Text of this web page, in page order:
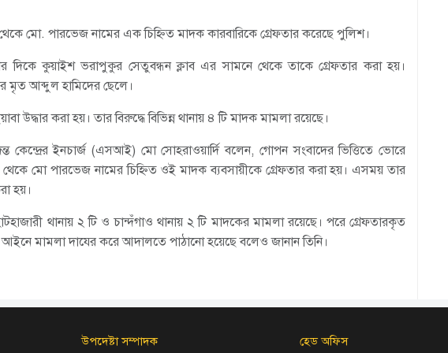
মো. পারভেজ নামের এক চিহ্নিত মাদক কারবারিকে গ্রেফতার করেছে পুলিশ।
দিকে কুয়াইশ ভরাপুকুর সেতুবন্ধন ক্লাব এর সামনে থেকে তাকে গ্রেফতার করা হয়।
মৃত আব্দুল হামিদের ছেলে।
উদ্ধার করা হয়। তার বিরুদ্ধে বিভিন্ন থানায় ৪ টি মাদক মামলা রয়েছে।
কেন্দ্রের ইনচার্জ (এসআই) মো সোহরাওয়ার্দি বলেন, গোপন সংবাদের ভিত্তিতে ভোরে
মো পারভেজ নামের চিহ্নিত ওই মাদক ব্যবসায়ীকে গ্রেফতার করা হয়। এসময় তার
হয়।
থানায় ২ টি ও চান্দঁগাও থানায় ২ টি মাদকের মামলা রয়েছে। পরে গ্রেফতারকৃত
আইনে মামলা দাযের করে আদালতে পাঠানো হয়েছে বলেও জানান তিনি।
উপদেষ্টা সম্পাদক হেড অফিস